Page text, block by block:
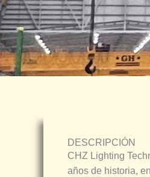
DESCRIPCIÓN
CHZ Lighting
años de historia,